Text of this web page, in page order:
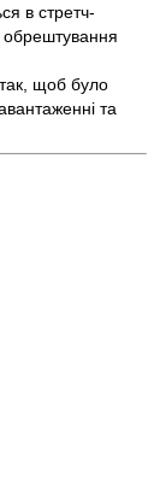
в стретч-
обрештування
щоб було
та